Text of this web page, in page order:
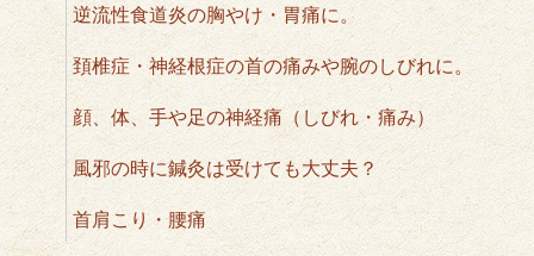
逆流性食道炎の胸やけ・胃痛に。
頚椎症・神経根症の首の痛みや腕のしびれに。
顔、体、手や足の神経痛（しびれ・痛み）
風邪の時に鍼灸は受けても大丈夫？
首肩こり・腰痛